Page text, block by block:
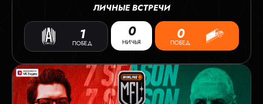
ЛИЧНЫЕ ВСТРЕЧИ
1
ПОБЕД
0
НИЧЬЯ 0
ПОБЕД